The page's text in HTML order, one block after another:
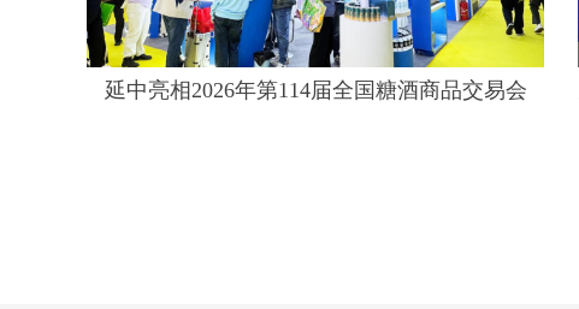
延中亮相2026年第114届全国糖酒商品交易会